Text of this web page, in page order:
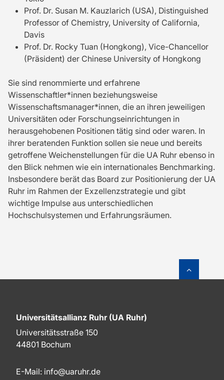
Prof. Dr. Susan M. Kauzlarich (USA), Distinguished
Professor of Chemistry, University of California,
Davis
Prof. Dr. Rocky Tuan (Hongkong), Vice-Chancellor
(Präsident) der Chinese University of Hongkong
Sie sind renommierte und erfahrene
Wissenschaftler*innen beziehungsweise
Wissenschaftsmanager*innen, die an ihren jeweiligen
Universitäten oder Forschungseinrichtungen in
herausgehobenen Positionen tätig sind oder waren. In
ihrer beratenden Funktion sollen sie neue und bereits
getroffene Weichenstellungen für die UA Ruhr ebenso in
den Blick nehmen wie ein internationales Benchmarking.
Insbesondere berät das Board zur Positionierung der UA
Ruhr im Rahmen der Exzellenzstrategie und gibt
wichtige Impulse aus unterschiedlichen
Hochschulsystemen und Erfahrungsräumen.
Universitätsallianz Ruhr (UA Ruhr)
Universitätsstraße 150
44801 Bochum
E-Mail: info@uaruhr.de